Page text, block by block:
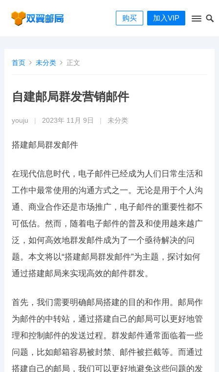
购买 加入VIP
首页 未分类 正文
自建邮局群发营销邮件
youju 2023年 11月 9日 未分类
搭建邮局群发邮件
在现代信息时代，电子邮件已经成为人们日常生活和
工作中最常使用的沟通方式之一。无论是用于个人沟
通、商业合作还是市场推广，电子邮件的重要性都不
可低估。然而，随着电子邮件的普及和使用越来越广
泛，如何高效地群发邮件成为了一个亟待解决的问
题。本文将以“搭建邮局群发邮件”为主题，探讨如何
通过搭建邮局来实现高效的邮件群发。
首先，我们需要明确邮局搭建的目的和作用。邮局作
为邮件的中转站，通过搭建自己的邮局可以更好地管
理和控制邮件的发送过程。群发邮件通常面临着一些
问题，比如邮箱容易被封禁、邮件被拦截等。而通过
搭建自己的邮局，我们可以更好地避免这些问题的发